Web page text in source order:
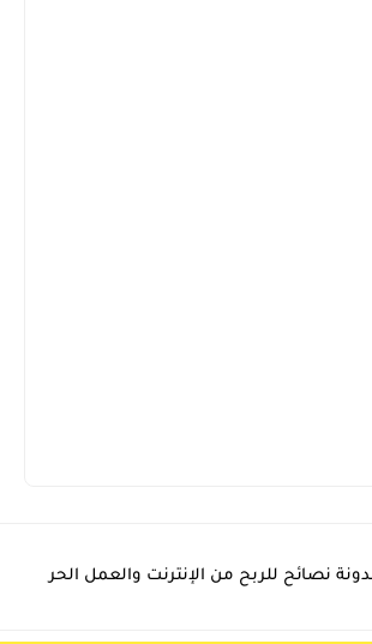
نصائح للربح من الإنترنت والعمل الحر